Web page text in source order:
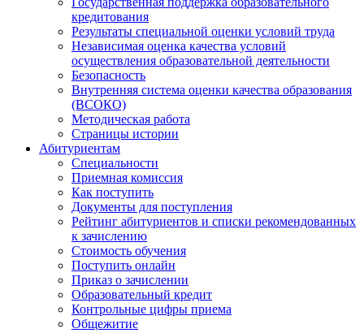
кредитования
Результаты специальной оценки условий труда
Независимая оценка качества условий
осуществления образовательной деятельности
Безопасность
Внутренняя система оценки качества образования
(ВСОКО)
Методическая работа
Страницы истории
Абитуриентам
Специальности
Приемная комиссия
Как поступить
Документы для поступления
Рейтинг абитуриентов и списки рекомендованных
к зачислению
Стоимость обучения
Поступить онлайн
Приказ о зачислении
Образовательный кредит
Контрольные цифры приема
Общежитие